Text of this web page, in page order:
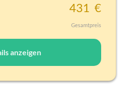
431 €
Gesamtpreis
anzeigen